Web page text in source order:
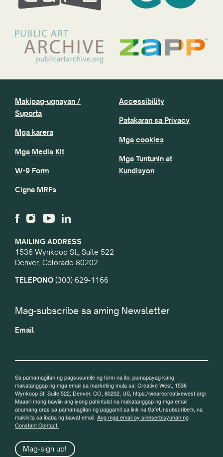
MAILING ADDRESS
1536 Wynkoop St., Suite 522
Denver, Colorado 80202
TELEPONO (303) 629-1166
Makipag-ugnayan /
Suporta
Mga karera
Mga Media Kit
W-9 Form
Cigna MRFs
Accessibility
Patakaran sa Privacy
Mga cookies
Mga Tuntunin at
Kundisyon
Mag-subscribe sa aming Newsletter
Email
Sa pamamagitan ng pagsusumite ng form na ito, pumapayag kang
makatanggap ng mga email sa marketing mula sa: Creative West, 1536
Wynkoop St, Suite 522, Denver, CO, 80202, US, https://wearecreativewest.org/.
Maaari mong bawiin ang iyong pahintulot na makatanggap ng mga email
anumang oras sa pamamagitan ng paggamit sa link na SafeUnsubscribe®, na
makikita sa ibaba ng bawat email. Ang mga email ay sineserbisyuhan ng
Constant Contact.
Mag-sign up!